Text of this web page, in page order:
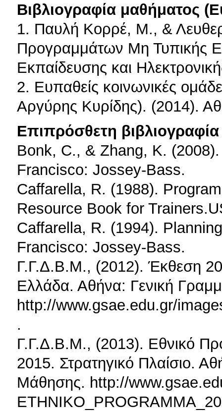
Βιβλιογραφία μαθήματος
1. Παυλή Κορρέ, Μ., &
Προγραμμάτων Μη Τυπικής
Εκπαίδευσης και
2. Ευπαθείς κοινωνικές
Αργύρης Κυρίδης). (2014).
Επιπρόσθετη βιβλιογραφία
Bonk, C., & Zhang, K.
Francisco: Jossey-Bass.
Caffarella, R. (1988).
Resource Book for
Caffarella, R. (1994).
Francisco: Jossey-Bass.
Γ.Γ.Δ.Β.Μ., (2012). Έκθεση
Ελλάδα. Αθήνα: Γενική
http://www.gsae.edu.gr/
.
Γ.Γ.Δ.Β.Μ., (2013). Εθνικό
2015. Στρατηγικό Πλαίσιο.
Μάθησης. http://